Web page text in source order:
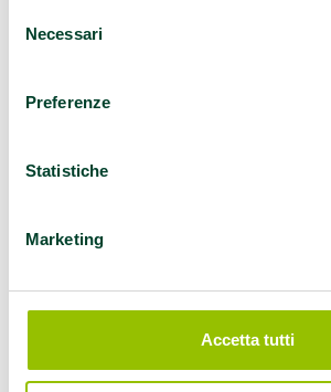
delNecessari
Preferenze
Statistiche
Marketing
Accetta tutti